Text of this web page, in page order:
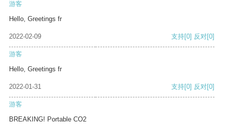
游客
Hello, Greetings fr
2022-02-09 支持[0] 反对[0]
游客
Hello, Greetings fr
2022-01-31 支持[0] 反对[0]
游客
BREAKING! Portable CO2